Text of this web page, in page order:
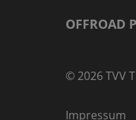
OFFROAD
© 2026TVV
Impressum